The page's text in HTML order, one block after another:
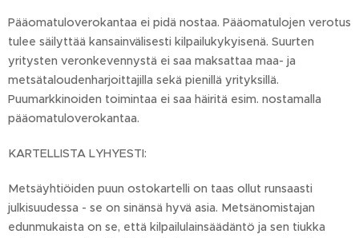
Pääomatuloverokantaa ei pidä nostaa. Pääomatulojen verotus
tulee säilyttää kansainvälisesti kilpailukykyisenä. Suurten
yritysten veronkevennystä ei saa maksattaa maa- ja
metsätaloudenharjoittajilla sekä pienillä yrityksillä.
Puumarkkinoiden toimintaa ei saa häiritä esim. nostamalla
pääomatuloverokantaa.
KARTELLISTA LYHYESTI:
Metsäyhtiöiden puun ostokartelli on taas ollut runsaasti
julkisuudessa - se on sinänsä hyvä asia. Metsänomistajan
edunmukaista on se, että kilpailulainsäädäntö ja sen tiukka